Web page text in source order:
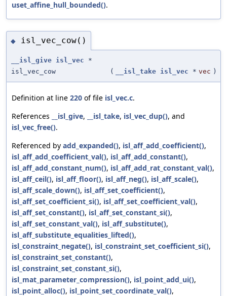
uset_affine_hull_bounded().
◆ isl_vec_cow()
__isl_give isl_vec *
isl_vec_cow
( __isl_take isl_vec * vec )
Definition at line 220 of file isl_vec.c.
References
__isl_give, __isl_take, isl_vec_dup(), and
isl_vec_free().
Referenced by add_expanded(), isl_aff_add_coefficient(),
isl_aff_add_coefficient_val(), isl_aff_add_constant(),
isl_aff_add_constant_num(), isl_aff_add_rat_constant_val(),
isl_aff_ceil(), isl_aff_floor(), isl_aff_neg(), isl_aff_scale(),
isl_aff_scale_down(), isl_aff_set_coefficient(),
isl_aff_set_coefficient_si(), isl_aff_set_coefficient_val(),
isl_aff_set_constant(), isl_aff_set_constant_si(),
isl_aff_set_constant_val(), isl_aff_substitute(),
isl_aff_substitute_equalities_lifted(),
isl_constraint_negate(), isl_constraint_set_coefficient_si(),
isl_constraint_set_constant(),
isl_constraint_set_constant_si(),
isl_mat_parameter_compression(), isl_point_add_ui(),
isl_point_alloc(), isl_point_set_coordinate_val(),